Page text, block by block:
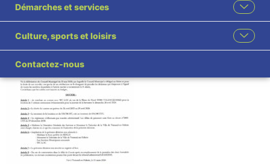
Démarches et services
Culture, sports et loisirs
Contactez-nous